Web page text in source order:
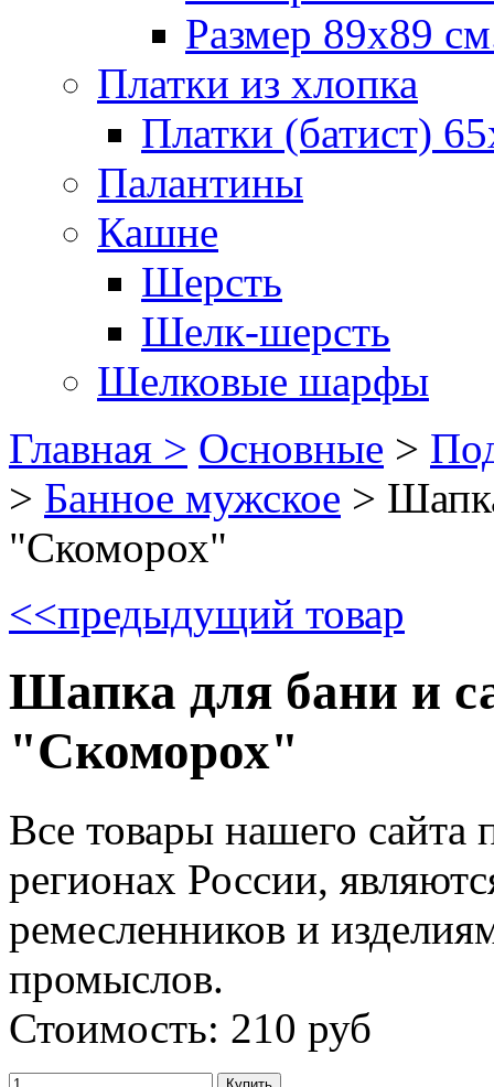
Размер 89х89
Платки из хлопка
Платки (батист)
Палантины
Кашне
Шерсть
Шелк-шерсть
Шелковые шарфы
Главная > Основные >
> Банное мужское >
"Скоморох"
<<предыдущий товар
Шапка для бани и
"Скоморох"
Все товары нашего сайта
регионах России,
ремесленников и
промыслов.
Стоимость: 210 руб